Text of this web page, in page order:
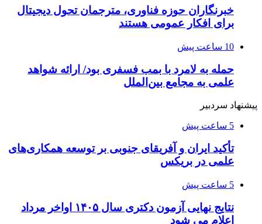
خبرنگاران حوزه فناوری، مترجمان تحول دیجیتال
برای افکار عمومی هستند
10 ساعت پیش
حمله به لامرد با بمب فسفری بود/ ارائه شواهد
علمی به مجامع بین‌الملل
پیشنهاد سردبیر
5 ساعت پیش
تأکید ایران و آفریقای جنوبی بر توسعه همکاری‌های
علمی در بریکس
5 ساعت پیش
نتایج نهایی آزمون دکتری سال ۱۴۰۵ اواخر مرداد
اعلام می شود